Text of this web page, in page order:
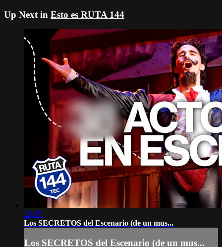
Up Next in Esto es RUTA 144
29:05
Los SECRETOS del Escenario (de un mus...
Los SECRETOS del Escenario (de un mus...